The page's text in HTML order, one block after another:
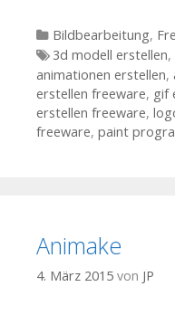
Kategorien
Bildbearbeitung,
Tags
3d modell erstellen,
animationen erstellen,
erstellen freeware, gif
erstellen freeware,
freeware, paint
Animake
4. März 2015 von JP